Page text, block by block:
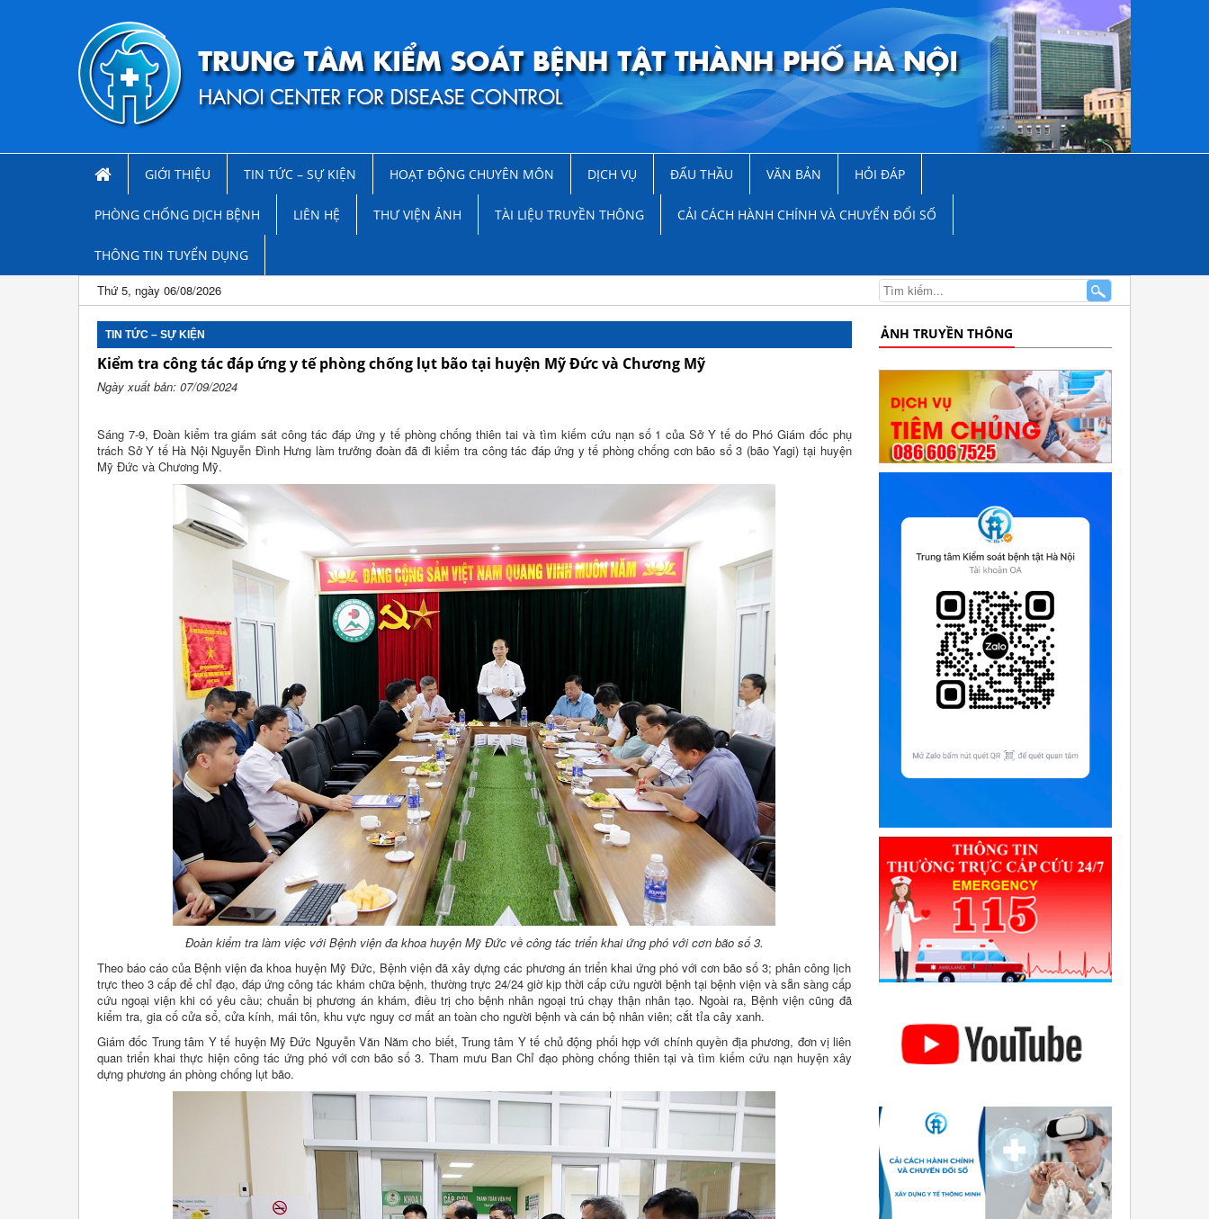
GIỚI THIỆU TIN TỨC – SỰ KIỆN HOẠT ĐỘNG CHUYÊN MÔN DỊCH VỤ ĐẤU THẦU VĂN BẢN HỎI ĐÁP
PHÒNG CHỐNG DỊCH BỆNH LIÊN HỆ THƯ VIỆN ẢNH TÀI LIỆU TRUYỀN THÔNG CẢI CÁCH HÀNH CHÍNH VÀ CHUYỂN ĐỔI SỐ
THÔNG TIN TUYỂN DỤNG
Thứ 5, ngày 06/08/2026
TIN TỨC – SỰ KIỆN
Kiểm tra công tác đáp ứng y tế phòng chống lụt bão tại huyện Mỹ Đức và Chương Mỹ
Ngày xuất bản: 07/09/2024
Sáng 7-9, Đoàn kiểm tra giám sát công tác đáp ứng y tế phòng chống thiên tai và tìm kiếm cứu nạn số 1 của Sở Y tế do Phó Giám đốc phụ
trách Sở Y tế Hà Nội Nguyễn Đình Hưng làm trưởng đoàn đã đi kiểm tra công tác đáp ứng y tế phòng chống cơn bão số 3 (bão Yagi) tại huyện
Mỹ Đức và Chương Mỹ.
Đoàn kiểm tra làm việc với Bệnh viện đa khoa huyện Mỹ Đức về công tác triển khai ứng phó với cơn bão số 3.
Theo báo cáo của Bệnh viện đa khoa huyện Mỹ Đức, Bệnh viện đã xây dựng các phương án triển khai ứng phó với cơn bão số 3; phân công lịch
trực theo 3 cấp để chỉ đạo, đáp ứng công tác khám chữa bệnh, thường trực 24/24 giờ kịp thời cấp cứu người bệnh tại bệnh viện và sẵn sàng cấp
cứu ngoại viện khi có yêu cầu; chuẩn bị phương án khám, điều trị cho bệnh nhân ngoại trú chạy thận nhân tạo. Ngoài ra, Bệnh viện cũng đã
kiểm tra, gia cố cửa sổ, cửa kính, mái tôn, khu vực nguy cơ mất an toàn cho người bệnh và cán bộ nhân viên; cắt tỉa cây xanh.
Giám đốc Trung tâm Y tế huyện Mỹ Đức Nguyễn Văn Năm cho biết, Trung tâm Y tế chủ động phối hợp với chính quyền địa phương, đơn vị liên
quan triển khai thực hiện công tác ứng phó với cơn bão số 3. Tham mưu Ban Chỉ đạo phòng chống thiên tại và tìm kiếm cứu nạn huyện xây
dựng phương án phòng chống lụt bão.
ẢNH TRUYỀN THÔNG